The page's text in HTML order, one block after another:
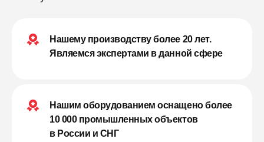
Нашему производству более 20 лет.
Являемся экспертами в данной сфере
Нашим оборудованием оснащено более
10 000 промышленных объектов
в России и СНГ